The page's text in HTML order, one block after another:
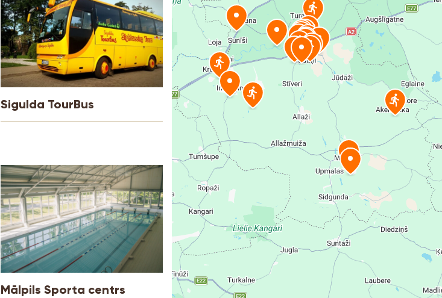
Sigulda TourBus
Mālpils Sporta centrs